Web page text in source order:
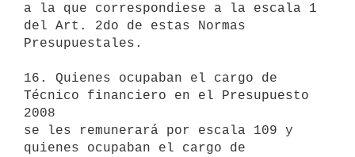
a la que correspondiese a la escala 1
del Art. 2do de estas Normas
Presupuestales.
16. Quienes ocupaban el cargo de
Técnico financiero en el Presupuesto
2008
se les remunerará por escala 109 y
quienes ocupaban el cargo de